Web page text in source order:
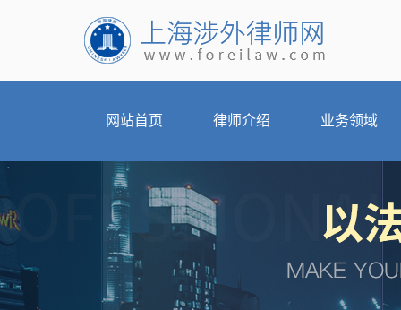
网站首页 律师介绍 业务领域